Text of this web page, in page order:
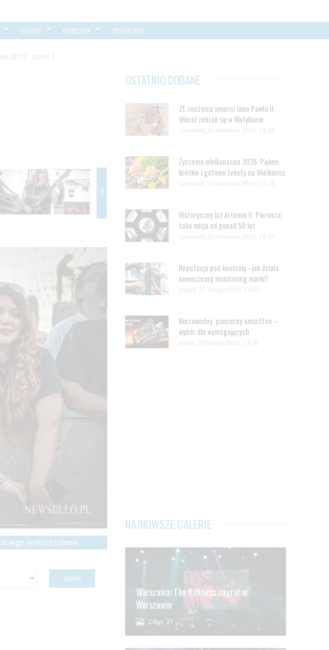
GALERIE KONKURSY MOJE KONTO
2019 - dzień 1
jego wykorzystanie.
OSTATNIO DODANE
21. rocznica śmierci Jana Pawła II.
Wierni zebrali się w Watykanie
czwartek, 02 kwietnia 2026, 18:08
Życzenia wielkanocne 2026. Piękne,
krótkie i gotowe teksty na Wielkanoc
czwartek, 02 kwietnia 2026, 13:28
Historyczny lot Artemis II. Pierwsza
taka misja od ponad 50 lat
czwartek, 02 kwietnia 2026, 18:10
Reputacja pod kontrolą - jak działa
nowoczesny monitoring marki?
piątek, 27 lutego 2026, 14:57
Niezawodny, pancerny smartfon –
wybór dla wymagających
środa, 25 lutego 2026, 13:45
NAJNOWSZE GALERIE
Warszawa: The Kiffness zagrał w
Warszawie
Zdjęć: 21